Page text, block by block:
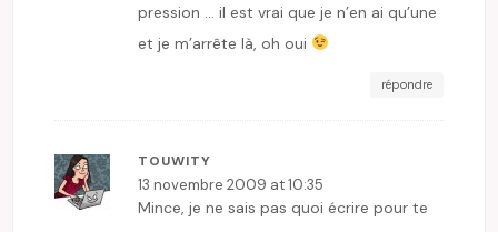
pression … il est vrai que je n’en ai qu’une
et je m’arrête là, oh oui
répondre
TOUWITY
13 novembre 2009 at 10:35
Mince, je ne sais pas quoi écrire pour te